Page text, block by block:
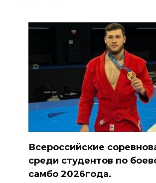
Всероссийские
среди студентов по
самбо 2026года.